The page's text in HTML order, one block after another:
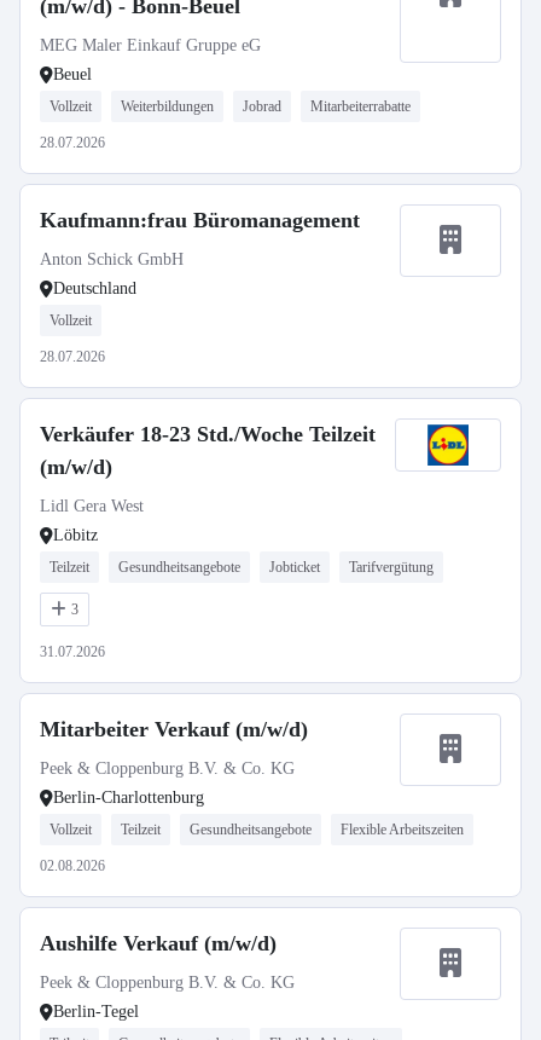
(m/w/d) - Bonn-Beuel
MEG Maler Einkauf Gruppe eG
Beuel
Vollzeit Weiterbildungen Jobrad Mitarbeiterrabatte
28.07.2026
Kaufmann:frau Büromanagement
Anton Schick GmbH
Deutschland
Vollzeit
28.07.2026
Verkäufer 18-23 Std./Woche Teilzeit
(m/w/d)
Lidl Gera West
Löbitz
Teilzeit Gesundheitsangebote Jobticket Tarifvergütung
3
31.07.2026
Mitarbeiter Verkauf (m/w/d)
Peek & Cloppenburg B.V. & Co. KG
Berlin-Charlottenburg
Vollzeit Teilzeit Gesundheitsangebote Flexible Arbeitszeiten
02.08.2026
Aushilfe Verkauf (m/w/d)
Peek & Cloppenburg B.V. & Co. KG
Berlin-Tegel